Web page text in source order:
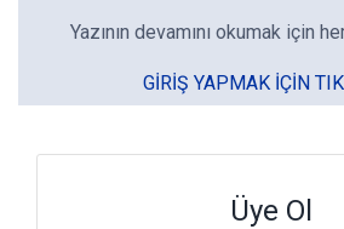
Yazının devamını okumak için
GIRIŞ YAPMAK IÇIN
Üye Ol